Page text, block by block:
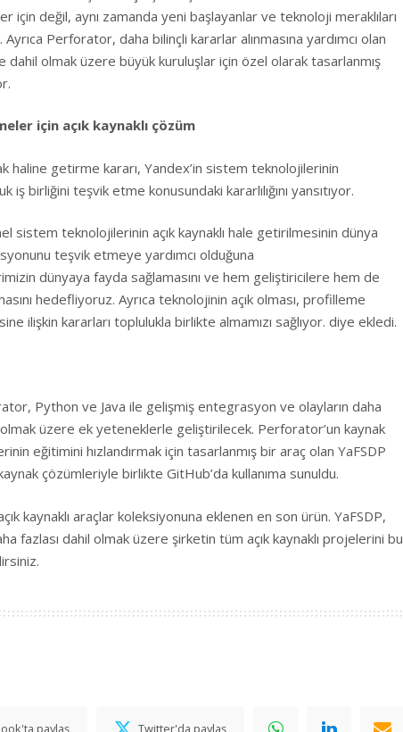
için değil, aynı zamanda yeni başlayanlar ve teknoloji meraklıları
Ayrıca Perforator, daha bilinçli kararlar alınmasına yardımcı olan
olmak üzere büyük kuruluşlar için özel olarak tasarlanmış
için açık kaynaklı çözüm
haline getirme kararı, Yandex’in sistem teknolojilerinin
birliğini teşvik etme konusundaki kararlılığını yansıtıyor.
sistem teknolojilerinin açık kaynaklı hale getirilmesinin dünya
teşvik etmeye yardımcı olduğuna
dünyaya fayda sağlamasını ve hem geliştiricilere hem de
hedefliyoruz. Ayrıca teknolojinin açık olması, profilleme
ilişkin kararları toplulukla birlikte almamızı sağlıyor. diye ekledi.
Python ve Java ile gelişmiş entegrasyon ve olayların daha
üzere ek yeteneklerle geliştirilecek. Perforator’un kaynak
eğitimini hızlandırmak için tasarlanmış bir araç olan YaFSDP
çözümleriyle birlikte GitHub’da kullanıma sunuldu.
kaynaklı araçlar koleksiyonuna eklenen en son ürün. YaFSDP,
fazlası dahil olmak üzere şirketin tüm açık kaynaklı projelerini bu
paylaş Twitter'da paylaş